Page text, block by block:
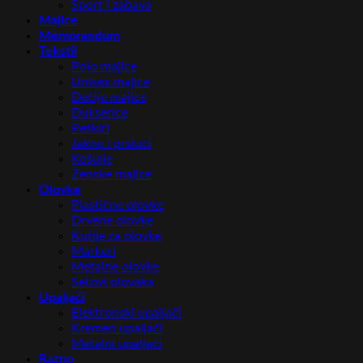
Sport i zabava
Majice
Memorandum
Tekstil
Polo majice
Unisex majice
Dečije majice
Dukserice
Peškiri
Jakne i prsluci
Košulje
Ženske majice
Olovke
Plastične olovke
Drvene olovke
Kutije za olovke
Markeri
Metalne olovke
Setovi olovaka
Upaljači
Elektronski upaljači
Kremen upaljači
Metalni upaljači
Razno